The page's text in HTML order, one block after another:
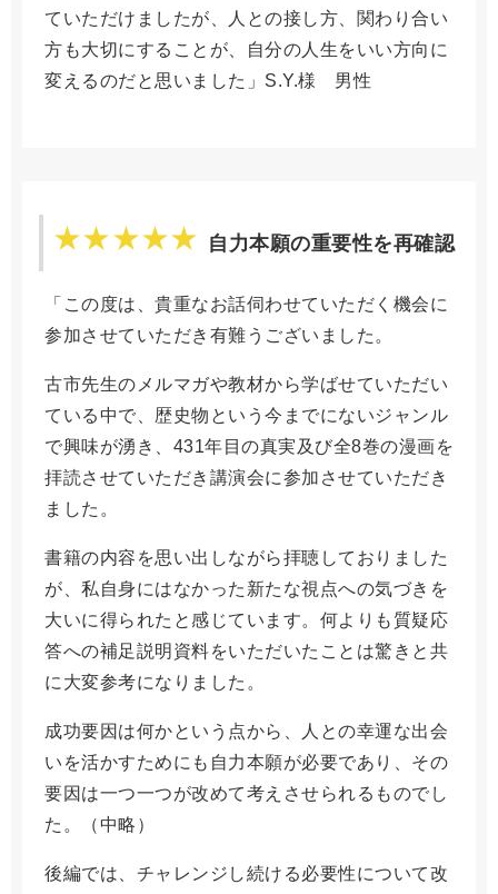
ていただけましたが、人との接し方、関わり合い
方も大切にすることが、自分の人生をいい方向に
変えるのだと思いました」S.Y.様 男性
自力本願の重要性を再確認
「この度は、貴重なお話伺わせていただく機会に
参加させていただき有難うございました。
古市先生のメルマガや教材から学ばせていただい
ている中で、歴史物という今までにないジャンル
で興味が湧き、431年目の真実及び全8巻の漫画を
拝読させていただき講演会に参加させていただき
ました。
書籍の内容を思い出しながら拝聴しておりました
が、私自身にはなかった新たな視点への気づきを
大いに得られたと感じています。何よりも質疑応
答への補足説明資料をいただいたことは驚きと共
に大変参考になりました。
成功要因は何かという点から、人との幸運な出会
いを活かすためにも自力本願が必要であり、その
要因は一つ一つが改めて考えさせられるものでし
た。（中略）
後編では、チャレンジし続ける必要性について改